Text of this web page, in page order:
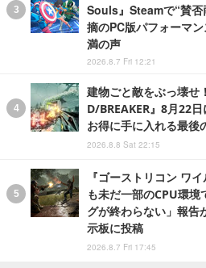
Souls』Steamで“賛
摘のPC版パフォーマ
満の声
2026.8.7 Fri 12:21
建物ごと敵をぶっ壊せ
D/BREAKER』8月22
お得に手に入れる最後
2026.8.8 Sat 22:15
『ゴーストリコン ワ
も未だ一部のCPU環
グが終わらない」報
示板に投稿
2026.8.7 Fri 17:45